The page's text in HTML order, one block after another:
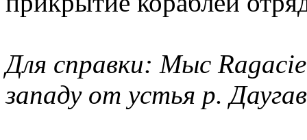
Для справки: Мыс
западу от устья р.